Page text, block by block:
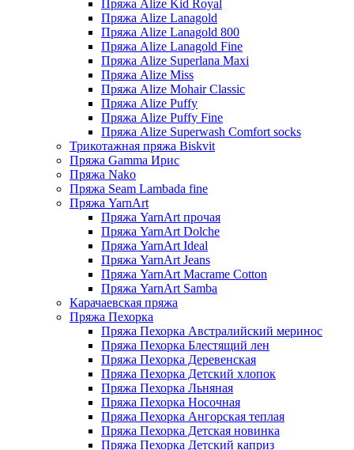
Пряжа Alize Kid Royal
Пряжа Alize Lanagold
Пряжа Alize Lanagold 800
Пряжа Alize Lanagold Fine
Пряжа Alize Superlana Maxi
Пряжа Alize Miss
Пряжа Alize Mohair Classic
Пряжа Alize Puffy
Пряжа Alize Puffy Fine
Пряжа Alize Superwash Comfort socks
Трикотажная пряжа Biskvit
Пряжа Gamma Ирис
Пряжа Nako
Пряжа Seam Lambada fine
Пряжа YarnArt
Пряжа YarnArt прочая
Пряжа YarnArt Dolche
Пряжа YarnArt Ideal
Пряжа YarnArt Jeans
Пряжа YarnArt Macrame Cotton
Пряжа YarnArt Samba
Карачаевская пряжа
Пряжа Пехорка
Пряжа Пехорка Австралийский меринос
Пряжа Пехорка Блестящий лен
Пряжа Пехорка Деревенская
Пряжа Пехорка Детский хлопок
Пряжа Пехорка Льняная
Пряжа Пехорка Носочная
Пряжа Пехорка Ангорская теплая
Пряжа Пехорка Детская новинка
Пряжа Пехорка Детский каприз